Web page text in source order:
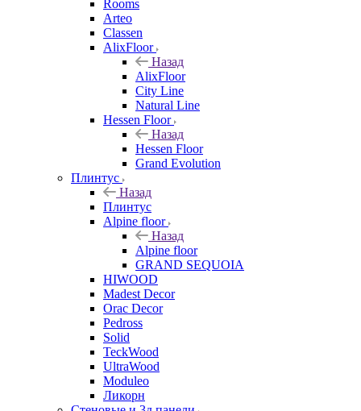
Rooms
Arteo
Classen
AlixFloor
Назад
AlixFloor
City Line
Natural Line
Hessen Floor
Назад
Hessen Floor
Grand Evolution
Плинтус
Назад
Плинтус
Alpine floor
Назад
Alpine floor
GRAND SEQUOIA
HIWOOD
Madest Decor
Orac Decor
Pedross
Solid
TeckWood
UltraWood
Moduleo
Ликорн